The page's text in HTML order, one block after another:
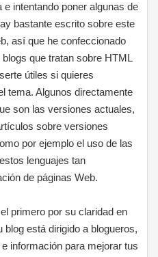
intentando poner algunas de
bastante escrito sobre este
así que he confeccionado
que tratan sobre HTML
útiles si quieres
tema. Algunos directamente
son las versiones actuales,
sobre versiones
por ejemplo el uso de las
lenguajes tan
de páginas Web.
primero por su claridad en
está dirigido a blogueros,
información para mejorar tus